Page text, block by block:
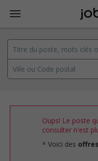
Oups! Le poste
consulter n'est
Voici des